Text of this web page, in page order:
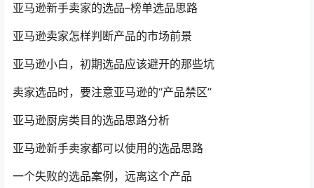
亚马逊新手卖家的选品–榜单选品思路
亚马逊卖家怎样判断产品的市场前景
亚马逊小白，初期选品应该避开的那些坑
卖家选品时，要注意亚马逊的“产品禁区”
亚马逊厨房类目的选品思路分析
亚马逊新手卖家都可以使用的选品思路
一个失败的选品案例，远离这个产品